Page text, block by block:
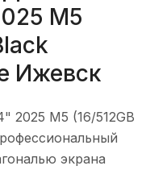
M5
Ижевск
2025 M5 (16/512GB
экрана